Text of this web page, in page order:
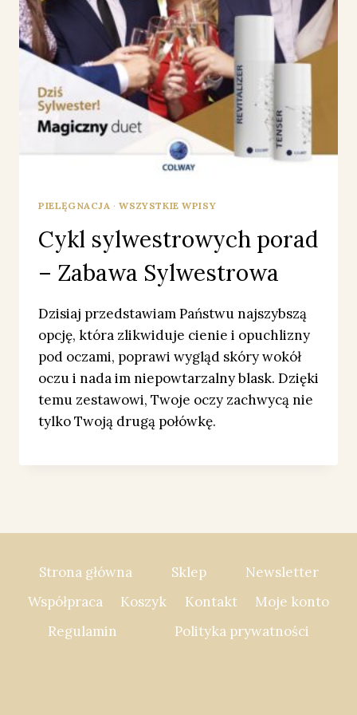
PIELĘGNACJA ·WSZYSTKIE WPISY
Cykl sylwestrowych porad
– Zabawa Sylwestrowa
Dzisiaj przedstawiam Państwu najszybszą
opcję, która zlikwiduje cienie i opuchlizny
pod oczami, poprawi wygląd skóry wokół
oczu i nada im niepowtarzalny blask. Dzięki
temu zestawowi, Twoje oczy zachwycą nie
tylko Twoją drugą połówkę.
Strona główna Sklep
Newsletter
Współpraca
Koszyk Kontakt
Moje konto
Regulamin
Polityka prywatności